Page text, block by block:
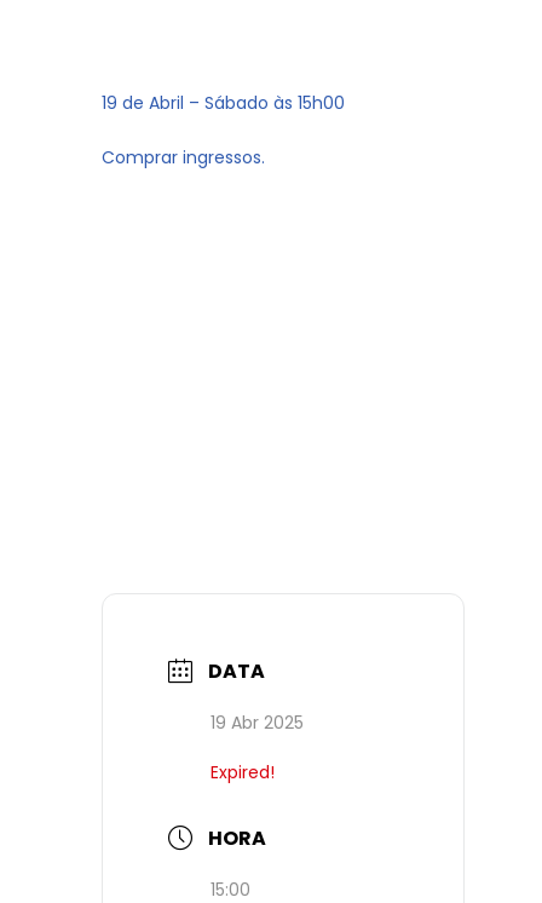
19 de Abril – Sábado às 15h00
Comprar ingressos.
DATA
19 Abr 2025
Expired!
HORA
15:00